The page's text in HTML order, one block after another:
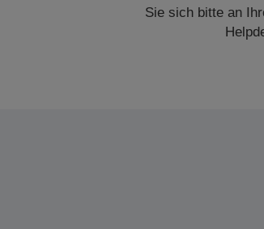
Sie sich bitte an